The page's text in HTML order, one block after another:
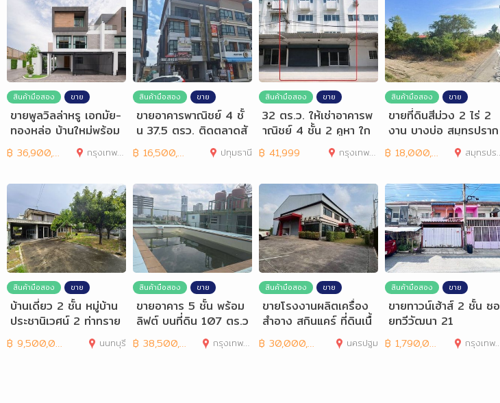
สินค้ามือสอง ขาย
ขายพูลวิลล่าหรู เอกมัย-
ทองหล่อ บ้านใหม่พร้อม
อยู่ Prime Nine
฿ 36,900,000 กรุงเทพมหานคร
สินค้ามือสอง ขาย
ขายอาคารพาณิชย์ 4 ชั้
น 37.5 ตรว. ติดตลาดสั
มมากร พร้อมผู้เช่า
฿ 16,500,000 ปทุมธานี
สินค้ามือสอง ขาย
32 ตร.ว. ให้เช่าอาคารพ
าณิชย์ 4 ชั้น 2 คูหา ใก
ล้ BTSเสนานิคม
฿ 41,999 กรุงเทพมหานคร
สินค้ามือสอง ขาย
ขายที่ดินสีม่วง 2 ไร่ 2
งาน บางบ่อ สมุทรปราก
าร
฿ 18,000,000 สมุทรปราการ
สินค้ามือสอง ขาย
บ้านเดี่ยว 2 ชั้น หมู่บ้าน
ประชานิเวศน์ 2 ท่าทราย
฿ 9,500,000 นนทบุรี
สินค้ามือสอง ขาย
ขายอาคาร 5 ชั้น พร้อม
ลิฟต์ บนที่ดิน 107 ตร.ว
า
฿ 38,500,000 กรุงเทพมหานคร
สินค้ามือสอง ขาย
ขายโรงงานผลิตเครื่อง
สำอาง สกินแคร์ ที่ดินเนื้
อที่ 1-3-34 ไร่
฿ 30,000,000 นครปฐม
สินค้ามือสอง ขาย
ขายทาวน์เฮ้าส์ 2 ชั้น ซอ
ยทวีวัฒนา 21
฿ 1,790,000 กรุงเทพมหานคร